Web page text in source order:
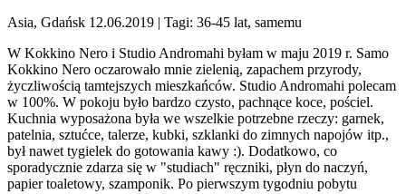
Asia, Gdańsk 12.06.2019 | Tagi: 36-45 lat, samemu
W Kokkino Nero i Studio Andromahi byłam w maju 2019 r. Samo
Kokkino Nero oczarowało mnie zielenią, zapachem przyrody,
życzliwością tamtejszych mieszkańców. Studio Andromahi polecam
w 100%. W pokoju było bardzo czysto, pachnące koce, pościel.
Kuchnia wyposażona była we wszelkie potrzebne rzeczy: garnek,
patelnia, sztućce, talerze, kubki, szklanki do zimnych napojów itp.,
był nawet tygielek do gotowania kawy :). Dodatkowo, co
sporadycznie zdarza się w "studiach" ręczniki, płyn do naczyń,
papier toaletowy, szamponik. Po pierwszym tygodniu pobytu